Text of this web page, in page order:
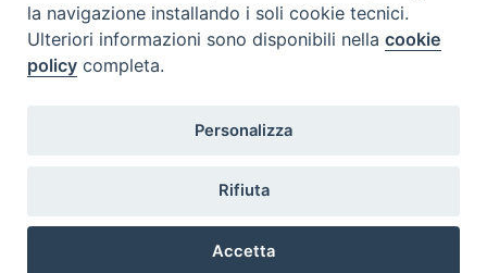
24 25 26 27 28 29 30
31 1
diaconato@seminario.milano.it
la navigazione installando i soli cookie tecnici.
Ulteriori informazioni sono disponibili nellacookie
policy completa.
Personalizza
Rifiuta
Accetta